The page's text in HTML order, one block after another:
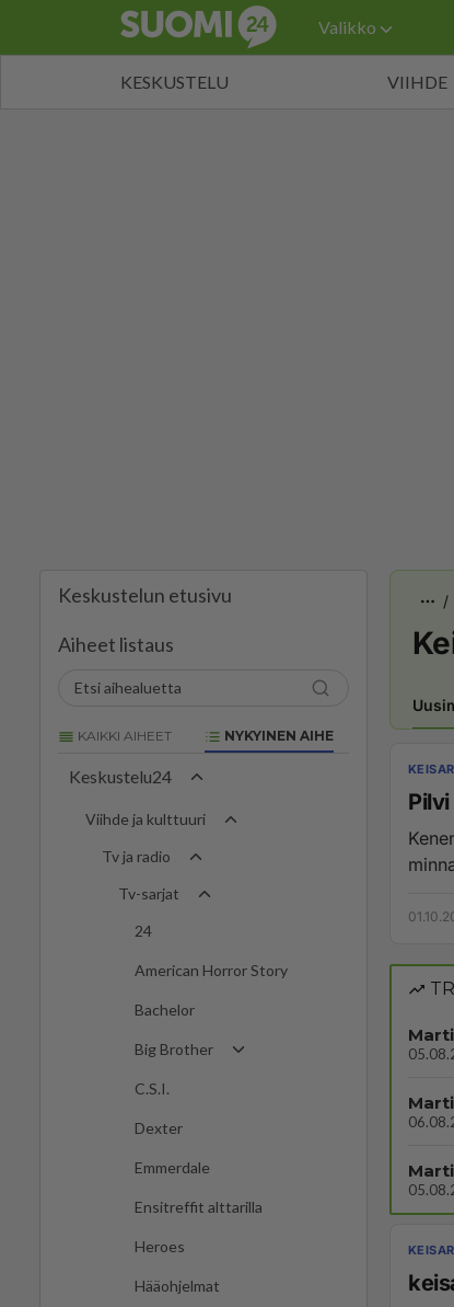
Valikko
KESKUSTELU VIIHDE
Keskustelun etusivu
Aiheet listaus
KAIKKI AIHEET NYKYINEN AIHE
Keskustelu24
Viihde ja kulttuuri
Tv ja radio
Tv-sarjat
24
American Horror Story
Bachelor
Big Brother
C.S.I.
Dexter
Emmerdale
Ensitreffit alttarilla
Heroes
Hääohjelmat